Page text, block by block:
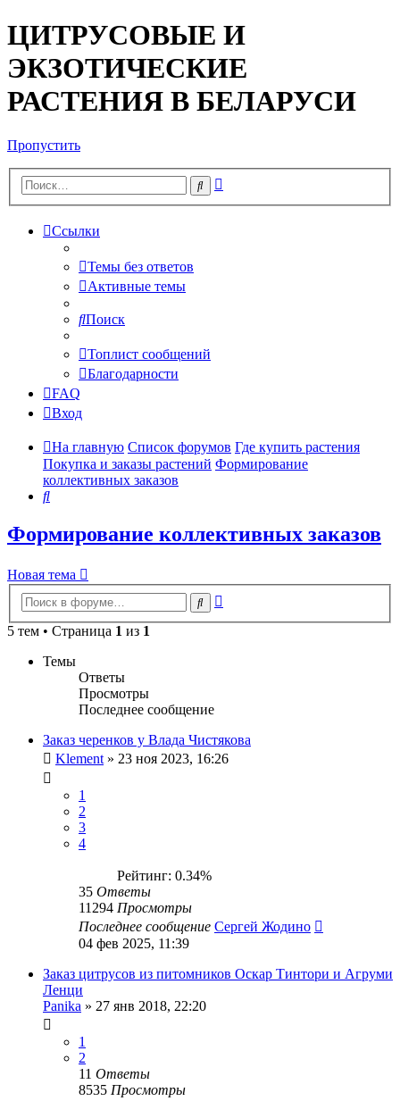
ЦИТРУСОВЫЕ И
ЭКЗОТИЧЕСКИЕ
РАСТЕНИЯ В БЕЛАРУСИ
Пропустить
Поиск
Ссылки
Темы без ответов
Активные темы
Поиск
Топлист сообщений
Благодарности
FAQ
Вход
На главную Список форумов Где купить растения
Покупка и заказы растений Формирование
коллективных заказов
Поиск
Формирование коллективных заказов
Новая тема
Поиск
5 тем • Страница 1 из 1
Темы
Ответы
Просмотры
Последнее сообщение
Заказ черенков у Влада Чистякова
Klement » 23 ноя 2023, 16:26
1
2
3
4
Рейтинг: 0.34%
35 Ответы
11294 Просмотры
Последнее сообщение Сергей Жодино
04 фев 2025, 11:39
Заказ цитрусов из питомников Оскар Тинтори и Агруми
Ленци
Panika » 27 янв 2018, 22:20
1
2
11 Ответы
8535 Просмотры